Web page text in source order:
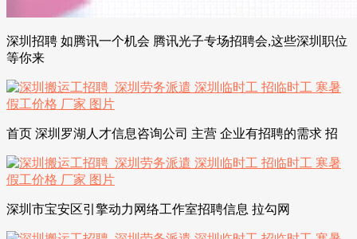
深圳招聘 如腾讯一个机会 腾讯光子专场招聘会,这些深圳职位
等你来
首页 深圳罗湖人才信息咨询公司 主营 企业有招聘的需求 招
深圳市宝安区引擎动力网络工作室招聘信息 拉勾网